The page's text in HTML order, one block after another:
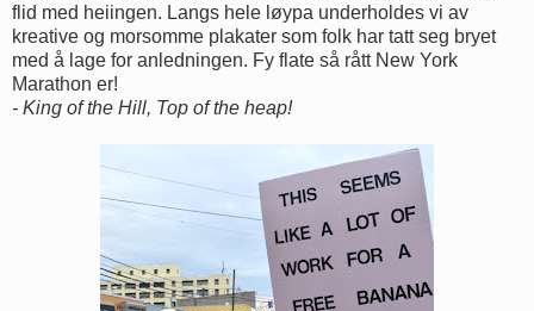
flid med heiingen. Langs hele løypa underholdes vi av
kreative og morsomme plakater som folk har tatt seg bryet
med å lage for anledningen. Fy flate så rått New York
Marathon er!
- King of the Hill, Top of the heap!